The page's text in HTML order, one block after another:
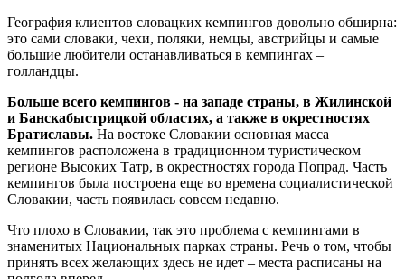
География клиентов словацких кемпингов довольно обширна:
это сами словаки, чехи, поляки, немцы, австрийцы и самые
большие любители останавливаться в кемпингах –
голландцы.
Больше всего кемпингов - на западе страны, в Жилинской
и Банскабыстрицкой областях, а также в окрестностях
Братиславы. На востоке Словакии основная масса
кемпингов расположена в традиционном туристическом
регионе Высоких Татр, в окрестностях города Попрад. Часть
кемпингов была построена еще во времена социалистической
Словакии, часть появилась совсем недавно.
Что плохо в Словакии, так это проблема с кемпингами в
знаменитых Национальных парках страны. Речь о том, чтобы
принять всех желающих здесь не идет – места расписаны на